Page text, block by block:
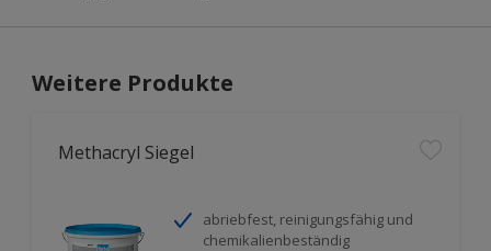
Weitere Produkte
Methacryl Siegel
abriebfest, reinigungsfähig und
chemikalienbeständig